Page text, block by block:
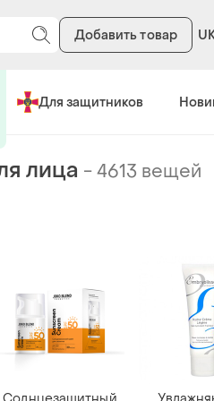
Добавить товар
Для защитников
лица -4613 вещей